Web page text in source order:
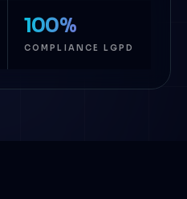
100%
COMPLIANCE LGPD